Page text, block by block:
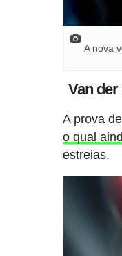
A nova
Van
A prova
o qual
estreias.